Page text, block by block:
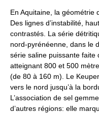
En Aquitaine, la géométrie
Des lignes d’instabilité,
contrastés. La série
nord-pyrénéenne, dans le
série saline puissante faite
atteignant 800 et 500
(de 80 à 160 m). Le
vers le nord jusqu’à la
L’association de sel
d’autres régions: elle